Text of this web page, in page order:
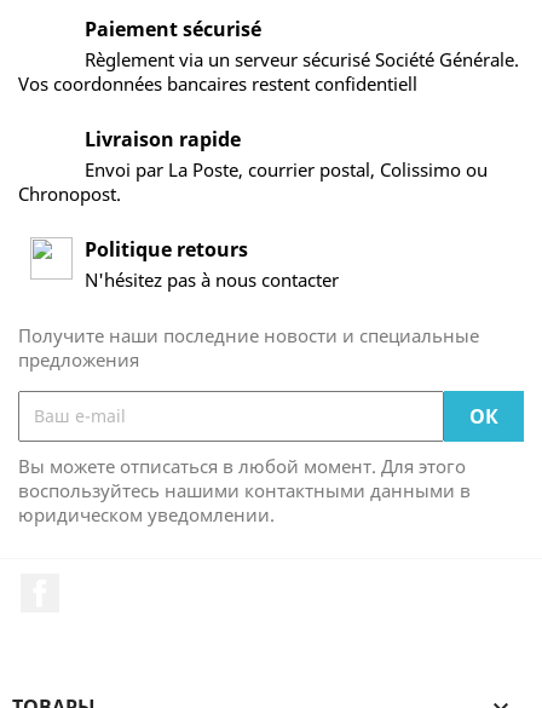
Paiement sécurisé
Règlement via un serveur sécurisé Société Générale.
Vos coordonnées bancaires restent confidentiell
Livraison rapide
Envoi par La Poste, courrier postal, Colissimo ou
Chronopost.
Politique retours
N'hésitez pas à nous contacter
Получите наши последние новости и специальные
предложения
Вы можете отписаться в любой момент. Для этого
воспользуйтесь нашими контактными данными в
юридическом уведомлении.